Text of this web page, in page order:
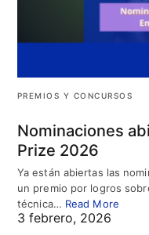
PREMIOS Y CONCURSOS
Nominaciones
Prize 2026
Ya están abiertas las
un premio por logros
técnica… Read More
3 febrero, 2026